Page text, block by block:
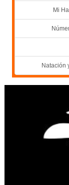
Mi
Natación